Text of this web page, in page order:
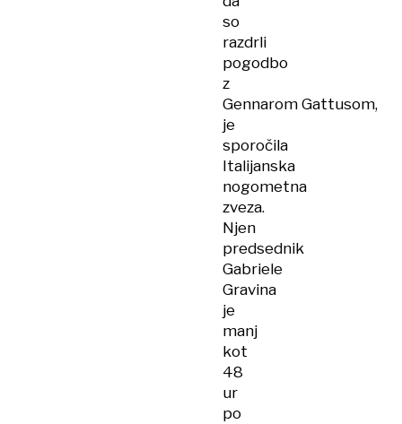
so
razdrli
pogodbo
z
Gennarom Gattusom,
je
sporočila
Italijanska
nogometna
zveza.
Njen
predsednik
Gabriele
Gravina
je
manj
kot
48
ur
po